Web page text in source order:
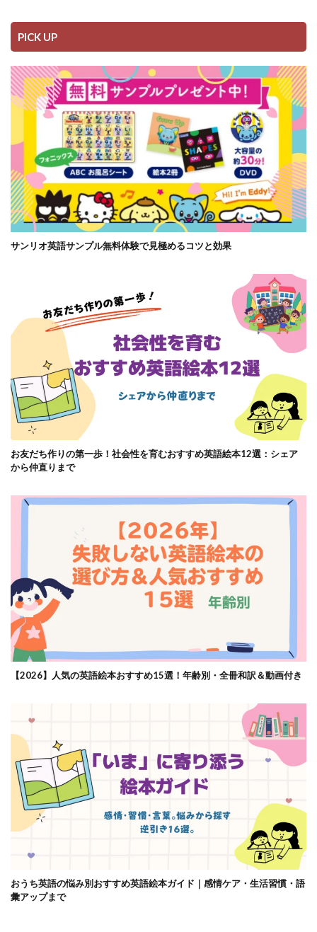
PICK UP
サンリオ英語サンプル無料体験で見極めるコツと効果
お友だち作りの第一歩！社会性を育むおすすめ英語絵本12選：シェア
から仲直りまで
【2026】人気の英語絵本おすすめ15選！年齢別・全冊和訳＆動画付き
おうち英語の悩み別おすすめ英語絵本ガイド｜感情ケア・生活習慣・語
彙アップまで